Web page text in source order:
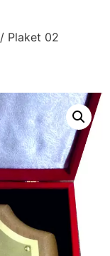
/ Plaket 02